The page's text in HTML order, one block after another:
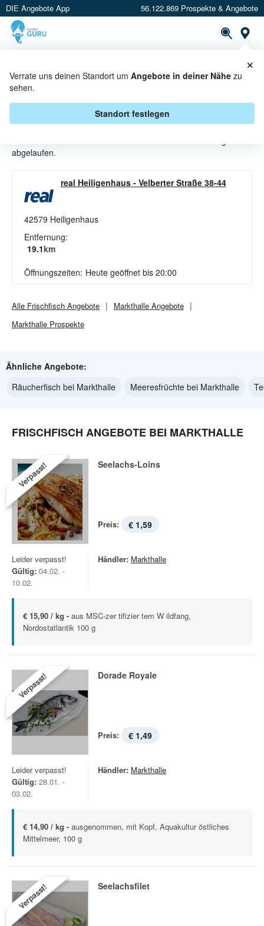
DIE Angebote App 56.122.869 Prospekte & Angebote
Verrate uns deinen Standort um Angebote in deiner Nähe zu
sehen.
Standort festlegen
×
FRISCHFISCH ANGEBOTE &
AKTIONEN BEI MARKTHALLE
abgelaufen.
real Heiligenhaus - Velberter Straße 38-44
42579 Heiligenhaus
Entfernung:
19.1km
Öffnungszeiten: Heute geöffnet bis 20:00
Alle Frischfisch Angebote Markthalle Angebote
Markthalle Prospekte
Ähnliche Angebote:
Räucherfisch bei Markthalle
Meeresfrüchte bei Markthalle
FRISCHFISCH ANGEBOTE BEI MARKTHALLE
Verpasst! Seelachs-Loins
Preis: € 1,59
Leider verpasst!
Gültig: 04.02. -
10.02.
Händler: Markthalle
€ 15,90 / kg - aus MSC-zer tifizier tem W ildfang,
Nordostatlantik 100 g
Verpasst! Dorade Royale
Preis: € 1,49
Leider verpasst!
Gültig: 28.01. -
03.02.
Händler: Markthalle
€ 14,90 / kg - ausgenommen, mit Kopf, Aquakultur östliches
Mittelmeer, 100 g
Verpasst! Seelachsfilet